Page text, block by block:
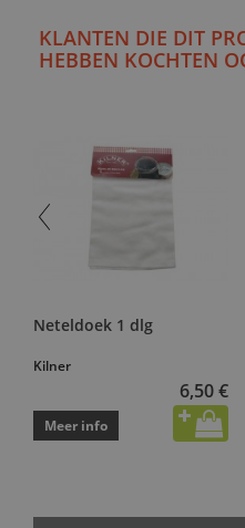
KLANTEN DIE DIT
HEBBEN KOCHTEN
Neteldoek 1 dlg
Kilner
6,50 €
Meer info